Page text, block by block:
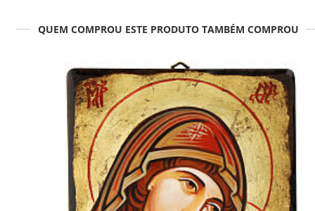
QUEM COMPROU ESTE PRODUTO TAMBÉM COMPROU